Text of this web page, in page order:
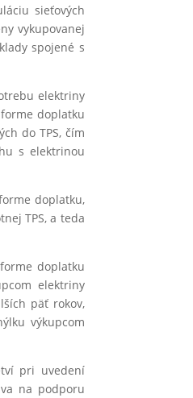
sieťových
vykupovanej
spojené s
elektriny
doplatku
do TPS, čím
s elektrinou
doplatku,
TPS, a teda
doplatku
elektriny
päť rokov,
výkupcom
pri uvedení
na podporu